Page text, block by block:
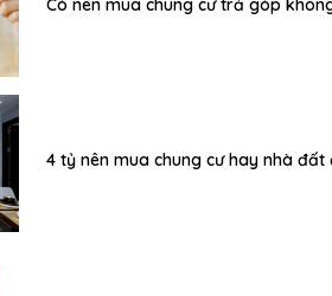
Có nên mua chung cư trả góp
4 tỷ nên mua chung cư hay nhà đất